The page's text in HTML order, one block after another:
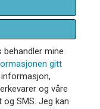
behandler mine
gitt
og våre
SMS. Jeg kan